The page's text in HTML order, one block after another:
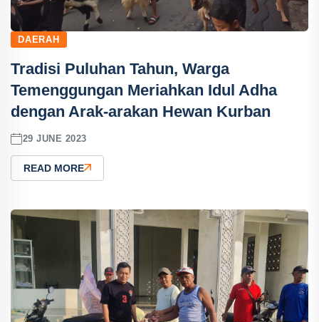
DAERAH
Tradisi Puluhan Tahun, Warga
Temenggungan Meriahkan Idul Adha
dengan Arak-arakan Hewan Kurban
29 JUNE 2023
READ MORE